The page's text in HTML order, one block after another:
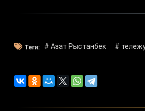
Теги: # Азат Рыстанбек #